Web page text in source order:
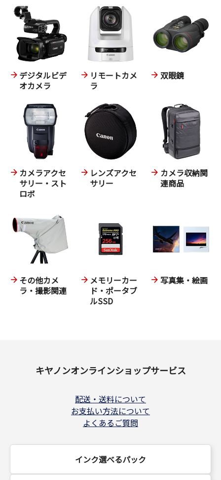
デジタルビデ
オカメラ
リモートカメ
ラ
双眼鏡
カメラアクセ
サリー・スト
ロボ
レンズアクセ
サリー
カメラ収納関
連商品
その他カメ
ラ・撮影関連
メモリーカー
ド・ポータブ
ルSSD
写真集・絵画
キヤノンオンラインショップサービス
配送・送料について
お支払い方法について
よくあるご質問
インク選べるパック